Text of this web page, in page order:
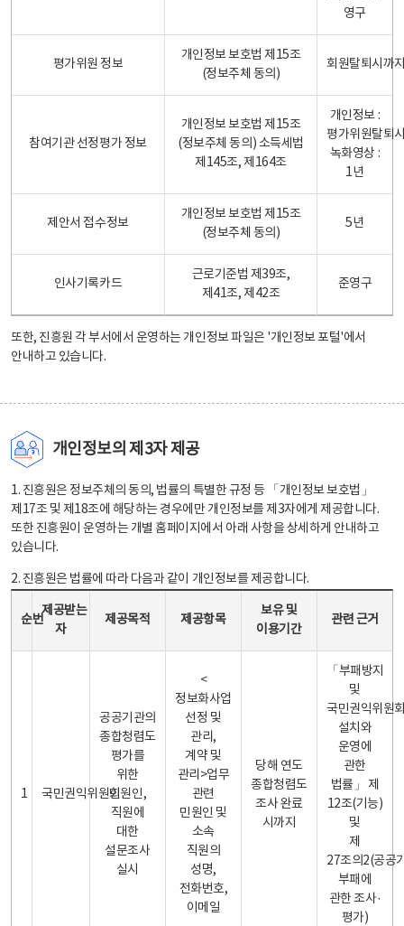
영구
평가위원 정보
개인정보 보호법 제15조
(정보주체 동의)
회원탈퇴시까
참여기관 선정평가 정보
개인정보 보호법 제15조
(정보주체 동의) 소득세법
제145조, 제164조
개인정보 :
평가위원탈퇴
녹화영상 :
1년
제안서 접수정보
개인정보 보호법 제15조
(정보주체 동의)
5년
인사기록카드
근로기준법 제39조,
제41조, 제42조
준영구
또한, 진흥원 각 부서에서 운영하는 개인정보 파일은 '개인정보 포털'에서
안내하고 있습니다.
개인정보의 제3자 제공
1. 진흥원은 정보주체의 동의, 법률의 특별한 규정 등 「개인정보 보호법」
제17조 및 제18조에 해당하는 경우에만 개인정보를 제3자에게 제공합니다.
또한 진흥원이 운영하는 개별 홈페이지에서 아래 사항을 상세하게 안내하고
있습니다.
2. 진흥원은 법률에 따라 다음과 같이 개인정보를 제공합니다.
순번
제공받는
자
제공목적 제공항목
보유 및
이용기간
관련 근거
1 국민권익위원회
공공기관의
종합청렴도
평가를
위한
민원인,
직원에
대한
설문조사
실시
<
정보화사업
선정 및
관리,
계약 및
관리>업무
관련
민원인 및
소속
직원의
성명,
전화번호,
이메일
당해 연도
종합청렴도
조사 완료
시까지
「부패방지
및
국민권익위원
설치와
운영에
관한
법률」 제
12조(기능)
및
제
27조의2(공공
부패에
관한 조사·
평가)